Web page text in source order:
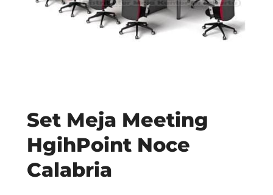
Set Meja Meeting
HgihPoint Noce
Calabria